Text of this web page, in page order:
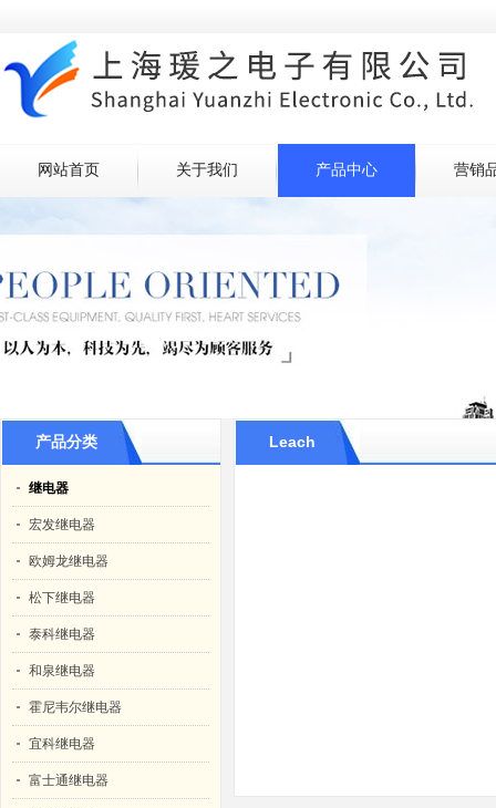
网站首页 关于我们 产品中心 营销
产品分类
继电器
宏发继电器
欧姆龙继电器
松下继电器
泰科继电器
和泉继电器
霍尼韦尔继电器
宜科继电器
富士通继电器
Leach